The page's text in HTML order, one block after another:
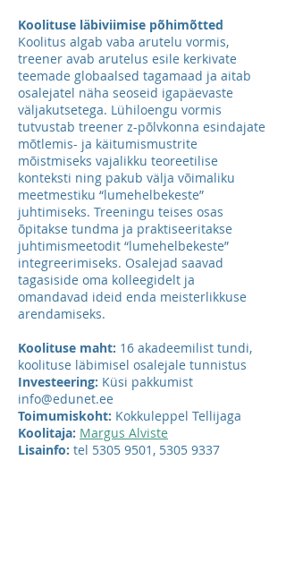
Koolituse läbiviimise põhimõtted
Koolitus algab vaba arutelu vormis,
treener avab arutelus esile kerkivate
teemade globaalsed tagamaad ja aitab
osalejatel näha seoseid igapäevaste
väljakutsetega. Lühiloengu vormis
tutvustab treener z-põlvkonna esindajate
mõtlemis- ja käitumismustrite
mõistmiseks vajalikku teoreetilise
konteksti ning pakub välja võimaliku
meetmestiku “lumehelbekeste”
juhtimiseks. Treeningu teises osas
õpitakse tundma ja praktiseeritakse
juhtimismeetodit “lumehelbekeste”
integreerimiseks. Osalejad saavad
tagasiside oma kolleegidelt ja
omandavad ideid enda meisterlikkuse
arendamiseks.
Koolituse maht: 16 akadeemilist tundi,
koolituse läbimisel osalejale tunnistus
Investeering: Küsi pakkumist
info@edunet.ee
Toimumiskoht: Kokkuleppel Tellijaga
Koolitaja: Margus Alviste
Lisainfo: tel 5305 9501 , 5305 9337